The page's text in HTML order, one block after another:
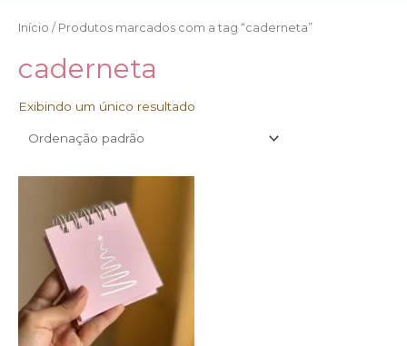
Início / Produtos marcados com a tag “caderneta”
caderneta
Exibindo um único resultado